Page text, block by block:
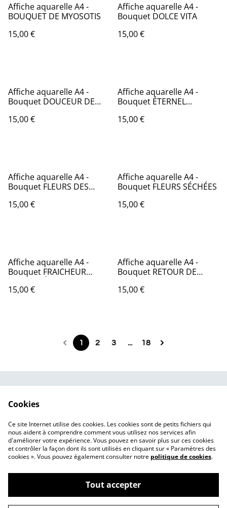
Affiche aquarelle A4 -
BOUQUET DE MYOSOTIS
15,00 €
Affiche aquarelle A4 -
Bouquet DOLCE VITA
15,00 €
Affiche aquarelle A4 -
Bouquet DOUCEUR DE
15,00 €
Affiche aquarelle A4 -
Bouquet ÉTERNEL
15,00 €
Affiche aquarelle A4 -
Bouquet FLEURS DES
15,00 €
Affiche aquarelle A4 -
Bouquet FLEURS SÉCHÉES
15,00 €
Affiche aquarelle A4 -
Bouquet FRAICHEUR
15,00 €
Affiche aquarelle A4 -
Bouquet RETOUR DE
15,00 €
1 2 3 ... 18
Politique de cookies
Mentions légales
Contact
©2026Pulsion créative
Cookies
Ce site Internet utilise des cookies. Les cookies sont de petits fichiers qui
nous aident à comprendre comment vous utilisez nos services afin
d'améliorer votre expérience. Vous pouvez en savoir plus sur ces cookies
et contrôler la façon dont ils sont utilisés en cliquant sur « Paramètres des
cookies ». Vous pouvez également consulter notre politique de cookies.
Tout accepter